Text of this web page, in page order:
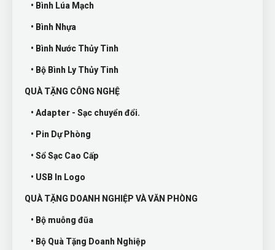
• Bình Lúa Mạch
• Bình Nhựa
• Bình Nước Thủy Tinh
• Bộ Bình Ly Thủy Tinh
QUÀ TẶNG CÔNG NGHỆ
• Adapter - Sạc chuyển đổi.
• Pin Dự Phòng
• Sổ Sạc Cao Cấp
• USB In Logo
QUÀ TẶNG DOANH NGHIỆP VÀ VĂN PHÒNG
• Bộ muỗng đũa
• Bộ Quà Tặng Doanh Nghiệp